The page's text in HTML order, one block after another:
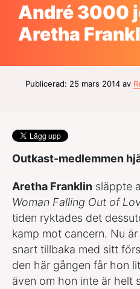
André 3000
Aretha
Publicerad: 25 mars 2014 av
Outkast-medlemmen
Aretha Franklin släppte
Woman Falling Out of
tiden ryktades det
kamp mot cancern. Nu
snart tillbaka med sitt
den här gången får hon
även om hon inte är helt